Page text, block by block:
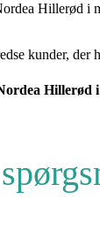
Hillerød i
kunder,
Hillerød